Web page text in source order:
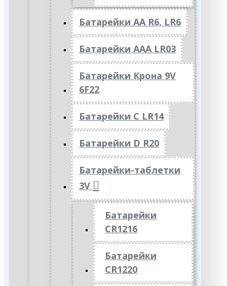
Батарейки АА R6, LR6
Батарейки АAА LR03
Батарейки Крона 9V
6F22
Батарейки C LR14
Батарейки D R20
Батарейки-таблетки
3V
Батарейки
CR1216
Батарейки
CR1220